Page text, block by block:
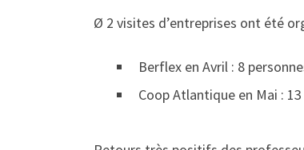
Ø 2 visites d’entreprises ont été
Berflex en Avril : 8
Coop Atlantique en Mai :